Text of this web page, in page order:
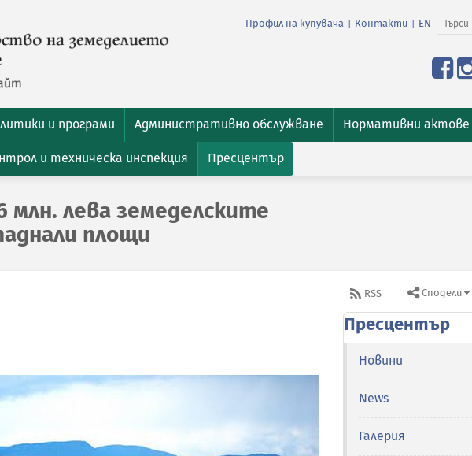
Профил на купувача Контакти EN
и програми Административно обслужване Нормативни актове
и техническа инспекция Пресцентър
млн. лева земеделските
площи
RSS Сподели
Пресцентър
Новини
News
Галерия